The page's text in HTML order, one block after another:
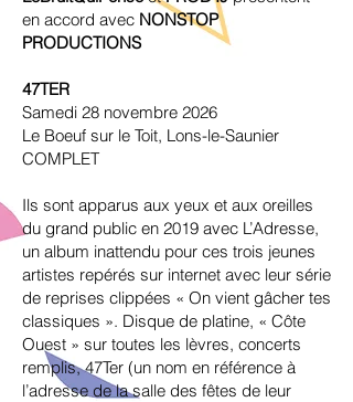
en accord avec NONSTOP
PRODUCTIONS
47TER
Samedi 28 novembre 2026
Le Boeuf sur le Toit, Lons-le-Saunier
COMPLET
Ils sont apparus aux yeux et aux oreilles
du grand public en 2019 avec L’Adresse,
un album inattendu pour ces trois jeunes
artistes repérés sur internet avec leur série
de reprises clippées « On vient gâcher tes
classiques ». Disque de platine, « Côte
Ouest » sur toutes les lèvres, concerts
remplis, 47Ter (un nom en référence à
l’adresse de la salle des fêtes de leur